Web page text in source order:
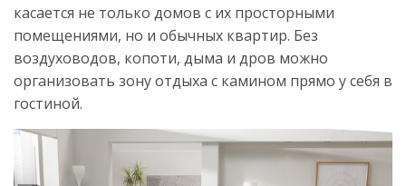
касается не только домов с их просторными
помещениями, но и обычных квартир. Без
воздуховодов, копоти, дыма и дров можно
организовать зону отдыха с камином прямо у себя в
гостиной.